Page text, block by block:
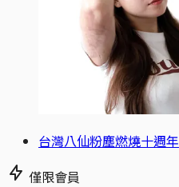
台灣八仙粉塵燃燒十週年
僅限會員